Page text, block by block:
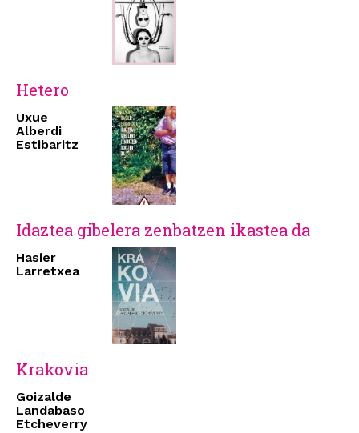
Hetero
Uxue
Alberdi
Estibaritz
Idaztea gibelera zenbatzen ikastea da
Hasier
Larretxea
Krakovia
Goizalde
Landabaso
Etcheverry